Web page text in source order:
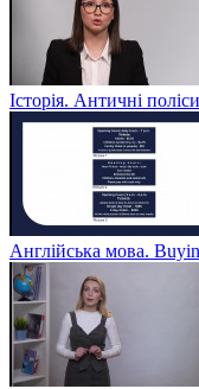
Історія. Античні
Англійська мова.